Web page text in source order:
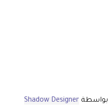
بواسطة Shadow Designer